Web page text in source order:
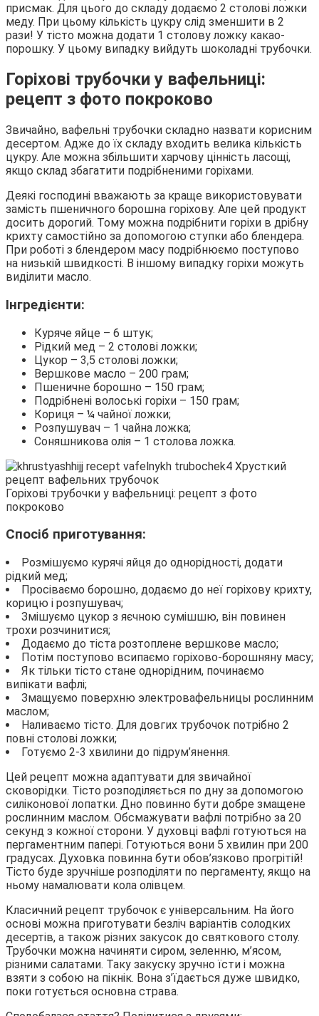
присмак. Для цього до складу додаємо 2 столові ложки
меду. При цьому кількість цукру слід зменшити в 2
рази! У тісто можна додати 1 столову ложку какао-
порошку. У цьому випадку вийдуть шоколадні трубочки.
Горіхові трубочки у вафельниці:
рецепт з фото покроково
Звичайно, вафельні трубочки складно назвати корисним
десертом. Адже до їх складу входить велика кількість
цукру. Але можна збільшити харчову цінність ласощі,
якщо склад збагатити подрібненими горіхами.
Деякі господині вважають за краще використовувати
замість пшеничного борошна горіхову. Але цей продукт
досить дорогий. Тому можна подрібнити горіхи в дрібну
крихту самостійно за допомогою ступки або блендера.
При роботі з блендером масу подрібнюємо поступово
на низькій швидкості. В іншому випадку горіхи можуть
виділити масло.
Інгредієнти:
Куряче яйце – 6 штук;
Рідкий мед – 2 столові ложки;
Цукор – 3,5 столові ложки;
Вершкове масло – 200 грам;
Пшеничне борошно – 150 грам;
Подрібнені волоські горіхи – 150 грам;
Кориця – ¼ чайної ложки;
Розпушувач – 1 чайна ложка;
Соняшникова олія – 1 столова ложка.
Горіхові трубочки у вафельниці: рецепт з фото
покроково
Спосіб приготування:
Розмішуємо курячі яйця до однорідності, додати
рідкий мед;
Просіваємо борошно, додаємо до неї горіхову крихту,
корицю і розпушувач;
Змішуємо цукор з яєчною сумішшю, він повинен
трохи розчинитися;
Додаємо до тіста розтоплене вершкове масло;
Потім поступово всипаємо горіхово-борошняну масу;
Як тільки тісто стане однорідним, починаємо
випікати вафлі;
Змащуємо поверхню электровафельницы рослинним
маслом;
Наливаємо тісто. Для довгих трубочок потрібно 2
повні столові ложки;
Готуємо 2-3 хвилини до підрум’янення.
Цей рецепт можна адаптувати для звичайної
сковорідки. Тісто розподіляється по дну за допомогою
силіконової лопатки. Дно повинно бути добре змащене
рослинним маслом. Обсмажувати вафлі потрібно за 20
секунд з кожної сторони. У духовці вафлі готуються на
пергаментним папері. Готуються вони 5 хвилин при 200
градусах. Духовка повинна бути обов’язково прогрітій!
Тісто буде зручніше розподіляти по пергаменту, якщо на
ньому намалювати кола олівцем.
Класичний рецепт трубочок є універсальним. На його
основі можна приготувати безліч варіантів солодких
десертів, а також різних закусок до святкового столу.
Трубочки можна начиняти сиром, зеленню, м’ясом,
різними салатами. Таку закуску зручно їсти і можна
взяти з собою на пікнік. Вона з’їдається дуже швидко,
поки готується основна страва.